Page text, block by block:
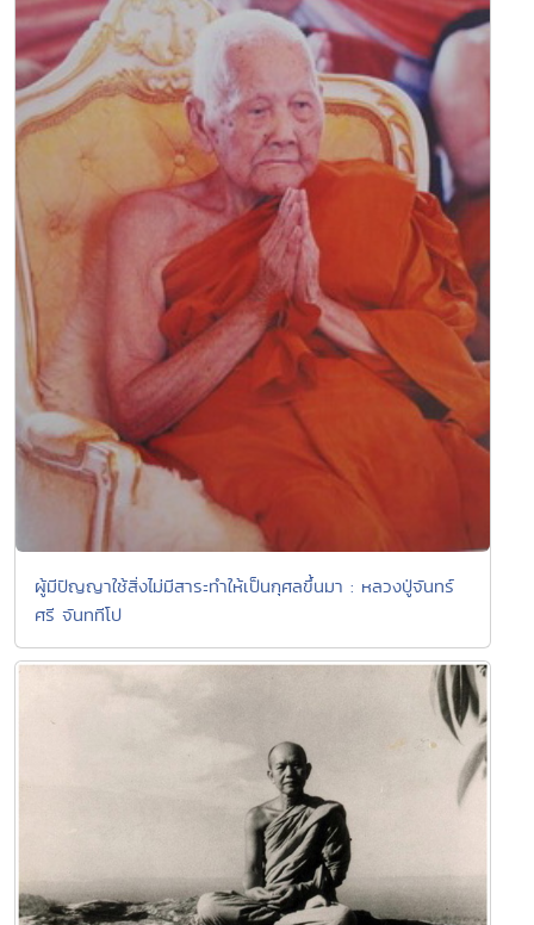
ผู้มีปัญญาใช้สิ่งไม่มีสาระทำให้เป็นกุศลขึ้นมา : หลวงปู่จันทร์
ศรี จันททีโป